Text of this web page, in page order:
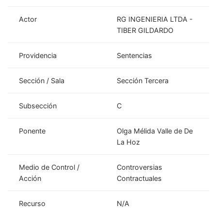
Actor
RG INGENIERIA LTDA -
TIBER GILDARDO
Providencia Sentencias
Sección / Sala Sección Tercera
Subsección C
Ponente
Olga Mélida Valle de De
La Hoz
Medio de Control /
Acción
Controversias
Contractuales
Recurso N/A